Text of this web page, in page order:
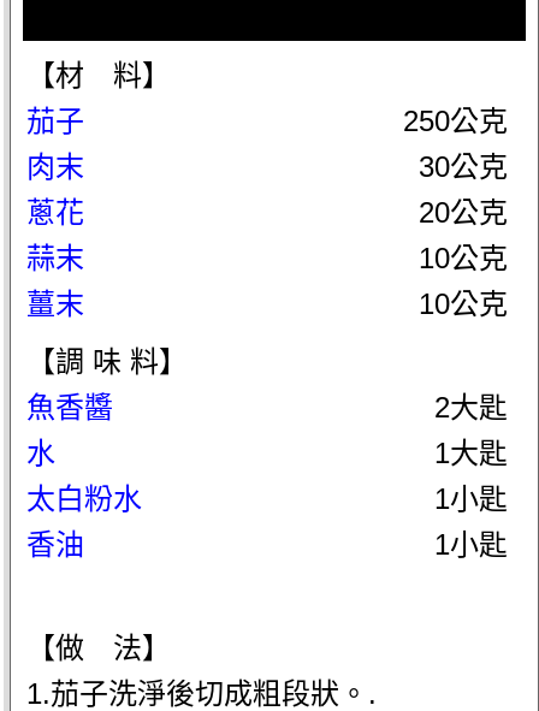
【材 料】
茄子
250公克
肉末
30公克
蔥花
20公克
蒜末
10公克
薑末
10公克
【調 味 料】
魚香醬
2大匙
水
1大匙
太白粉水
1小匙
香油
1小匙
【做 法】
1.茄子洗淨後切成粗段狀。.